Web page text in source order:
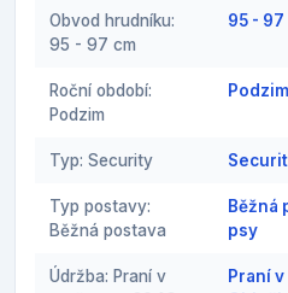
Obvod hrudníku:
95 - 97 cm
95 -
Roční období:
Podzim
Typ: Security
Typ postavy:
Běžná postava
Běžná
psy
Údržba: Praní v
Praní